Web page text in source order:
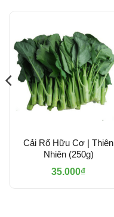
Cải Rổ Hữu Cơ | Thiên
Nhiên (250g)
35.000₫